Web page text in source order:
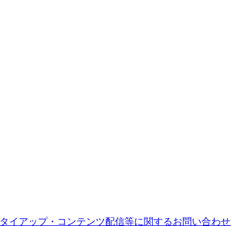
タイアップ・コンテンツ配信等に関するお問い合わせ